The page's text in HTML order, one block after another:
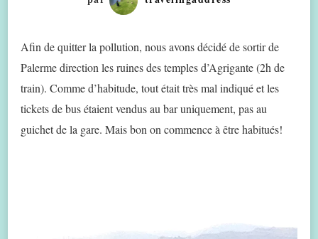
Afin de quitter la pollution, nous avons décidé de sortir de
Palerme direction les ruines des temples d’Agrigante (2h de
train). Comme d’habitude, tout était très mal indiqué et les
tickets de bus étaient vendus au bar uniquement, pas au
guichet de la gare. Mais bon on commence à être habitués!